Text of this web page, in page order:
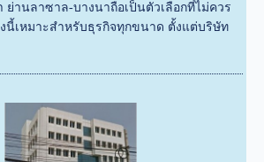
ย่านลาซาล-บางนาถือเป็นตัวเลือกที่ไม่ควร
นี้เหมาะสำหรับธุรกิจทุกขนาด ตั้งแต่บริษัท